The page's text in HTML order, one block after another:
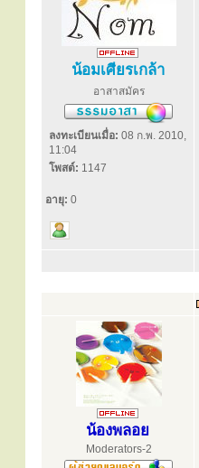
น้อมเศียรเกล้า
อาสาสมัคร
ลงทะเบียนเมื่อ: 08 ก.พ. 2010,
11:04
โพสต์: 1147
อายุ: 0
น้องพลอย
Moderators-2